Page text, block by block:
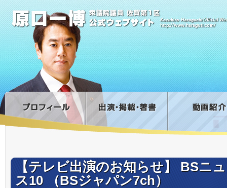
【テレビ出演のお知らせ】 BSニ
ス10 （BSジャパン7ch）